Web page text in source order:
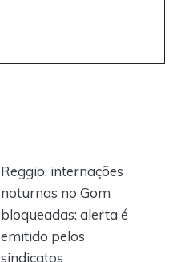
Reggio, internações
noturnas no Gom
bloqueadas: alerta é
emitido pelos
sindicatos